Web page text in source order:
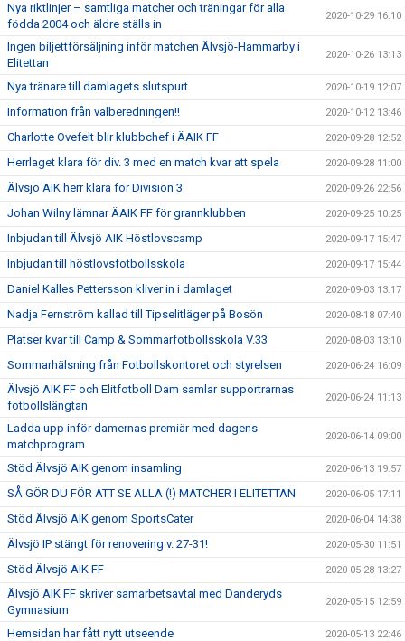
Nya riktlinjer – samtliga matcher och träningar för alla
födda 2004 och äldre ställs in
2020-10-29 16:10
Ingen biljettförsäljning inför matchen Älvsjö-Hammarby i
Elitettan
2020-10-26 13:13
Nya tränare till damlagets slutspurt 2020-10-19 12:07
Information från valberedningen!! 2020-10-12 13:46
Charlotte Ovefelt blir klubbchef i ÄAIK FF 2020-09-28 12:52
Herrlaget klara för div. 3 med en match kvar att spela 2020-09-28 11:00
Älvsjö AIK herr klara för Division 3 2020-09-26 22:56
Johan Wilny lämnar ÄAIK FF för grannklubben 2020-09-25 10:25
Inbjudan till Älvsjö AIK Höstlovscamp 2020-09-17 15:47
Inbjudan till höstlovsfotbollsskola 2020-09-17 15:44
Daniel Kalles Pettersson kliver in i damlaget 2020-09-03 13:17
Nadja Fernström kallad till Tipselitläger på Bosön 2020-08-18 07:40
Platser kvar till Camp & Sommarfotbollsskola V.33 2020-08-03 13:10
Sommarhälsning från Fotbollskontoret och styrelsen 2020-06-24 16:09
Älvsjö AIK FF och Elitfotboll Dam samlar supportrarnas
fotbollslängtan
2020-06-24 11:13
Ladda upp inför damernas premiär med dagens
matchprogram
2020-06-14 09:00
Stöd Älvsjö AIK genom insamling 2020-06-13 19:57
SÅ GÖR DU FÖR ATT SE ALLA (!) MATCHER I ELITETTAN 2020-06-05 17:11
Stöd Älvsjö AIK genom SportsCater 2020-06-04 14:38
Älvsjö IP stängt för renovering v. 27-31! 2020-05-30 11:51
Stöd Älvsjö AIK FF 2020-05-28 13:27
Älvsjö AIK FF skriver samarbetsavtal med Danderyds
Gymnasium
2020-05-15 12:59
Hemsidan har fått nytt utseende 2020-05-13 22:46